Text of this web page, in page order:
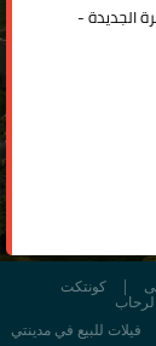
الأول - القاهرة الجديدة -
كونتكت
فيلات للبيع في مدينتي